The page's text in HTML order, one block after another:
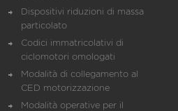
Dispositivi riduzioni di massa
particolato
Codici immatricolativi di
ciclomotori omologati
Modalità di collegamento al
CED motorizzazione
Modalità operative per il